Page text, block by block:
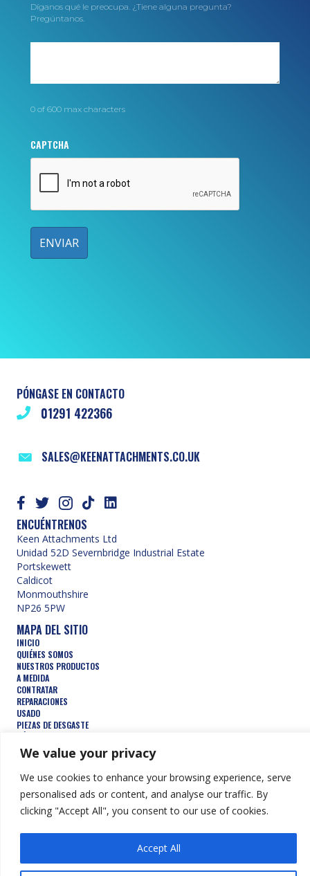
We value your privacy
We use cookies to enhance your browsing experience, serve
personalised ads or content, and analyse our traffic. By
clicking "Accept All", you consent to our use of cookies.
Accept All
Díganos qué le preocupa. ¿Tiene alguna pregunta?
Pregúntanos.
0 of 600 max characters
CAPTCHA
PÓNGASE EN CONTACTO
01291 422366
SALES@KEENATTACHMENTS.CO.UK
ENCUÉNTRENOS
Keen Attachments Ltd
Unidad 52D Severnbridge Industrial Estate
Portskewett
Caldicot
Monmouthshire
NP26 5PW
MAPA DEL SITIO
INICIO
QUIÉNES SOMOS
NUESTROS PRODUCTOS
A MEDIDA
CONTRATAR
REPARACIONES
USADO
PIEZAS DE DESGASTE
CONDICIONES GENERALES
PRODUCTOS DESTACADOS
AGUJEROS
RUEDAS COMPACTADORAS
DEMOLICIÓN
TRENCHERS